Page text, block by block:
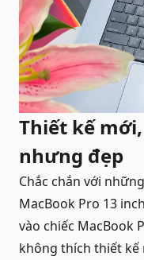
Thiết kế
nhưng đẹp
Chắc chắn với
MacBook Pro 13
vào chiếc MacBook
không thích thiết kế